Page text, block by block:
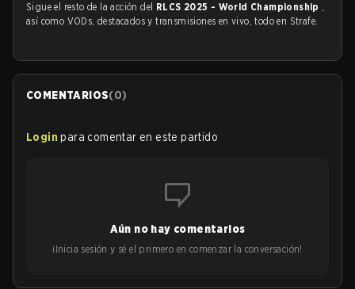
Sigue el resto de la acción del RLCS 2025 - World Championship ,
así como VODs, destacados y transmisiones en vivo, todo en Strafe.
COMENTARIOS(0)
Login para comentar en este partido
Aún no hay comentarios
¡Inicia sesión y sé el primero en comenzar la conversación!